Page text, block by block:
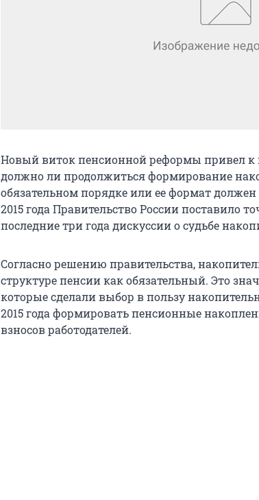
Новый виток пенсионной реформы привел к
должно ли продолжиться формирование
обязательном порядке или ее формат
2015 года Правительство России поставило
последние три года дискуссии о судьбе
Согласно решению правительства,
структуре пенсии как обязательный. Это
которые сделали выбор в пользу
2015 года формировать пенсионные
взносов работодателей.